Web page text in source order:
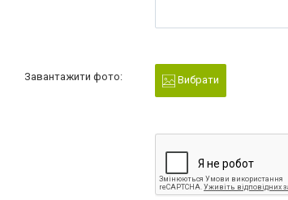
Завантажити фото: Вибрати